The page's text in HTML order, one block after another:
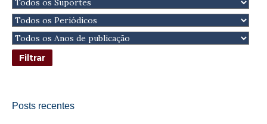
Posts recentes